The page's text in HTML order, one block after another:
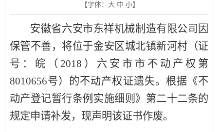
【字体： 大 中 小】
安徽省六安市东祥机械制造有限公司因
保管不善，将位于金安区城北镇新河村（证
号：皖（2018）六安市市不动产权第
8010656号）的不动产权证遗失。根据《不
动产登记暂行条例实施细则》第二十二条的
规定申请补发，现声明该证书作废。